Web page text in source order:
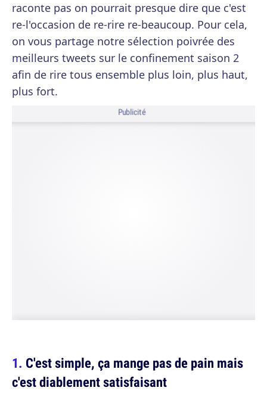
raconte pas on pourrait presque dire que c'est
re-l'occasion de re-rire re-beaucoup. Pour cela,
on vous partage notre sélection poivrée des
meilleurs tweets sur le confinement saison 2
afin de rire tous ensemble plus loin, plus haut,
plus fort.
Publicité
C'est simple, ça mange pas de pain mais
c'est diablement satisfaisant